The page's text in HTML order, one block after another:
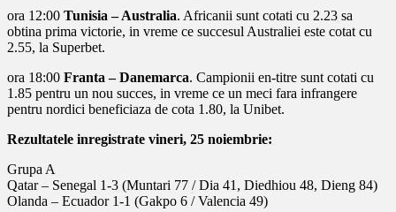
ora 12:00 Tunisia – Australia. Africanii sunt cotati cu 2.23 sa
obtina prima victorie, in vreme ce succesul Australiei este cotat cu
2.55, la Superbet.
ora 18:00 Franta – Danemarca. Campionii en-titre sunt cotati cu
1.85 pentru un nou succes, in vreme ce un meci fara infrangere
pentru nordici beneficiaza de cota 1.80, la Unibet.
Rezultatele inregistrate vineri, 25 noiembrie:
Grupa A
Qatar – Senegal 1-3 (Muntari 77 / Dia 41, Diedhiou 48, Dieng 84)
Olanda – Ecuador 1-1 (Gakpo 6 / Valencia 49)